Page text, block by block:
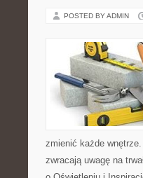
POSTED BY ADMIN
zmienić każde
zwracają uwagę na